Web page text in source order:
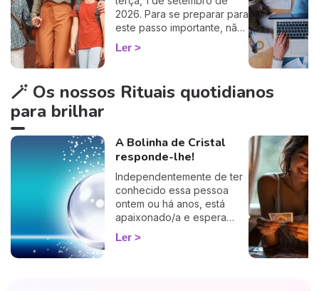
2026. Para se preparar para
este passo importante, não
perca o nosso horóscopo
especial de regresso às
Ler
🪄 Os nossos Rituais quotidianos
para brilhar
A Bolinha de Cristal
responde-lhe!
Independentemente de ter
conhecido essa pessoa
ontem ou há anos, está
apaixonado/a e espera
desesperadamente por um
telefonema ou uma
Ler